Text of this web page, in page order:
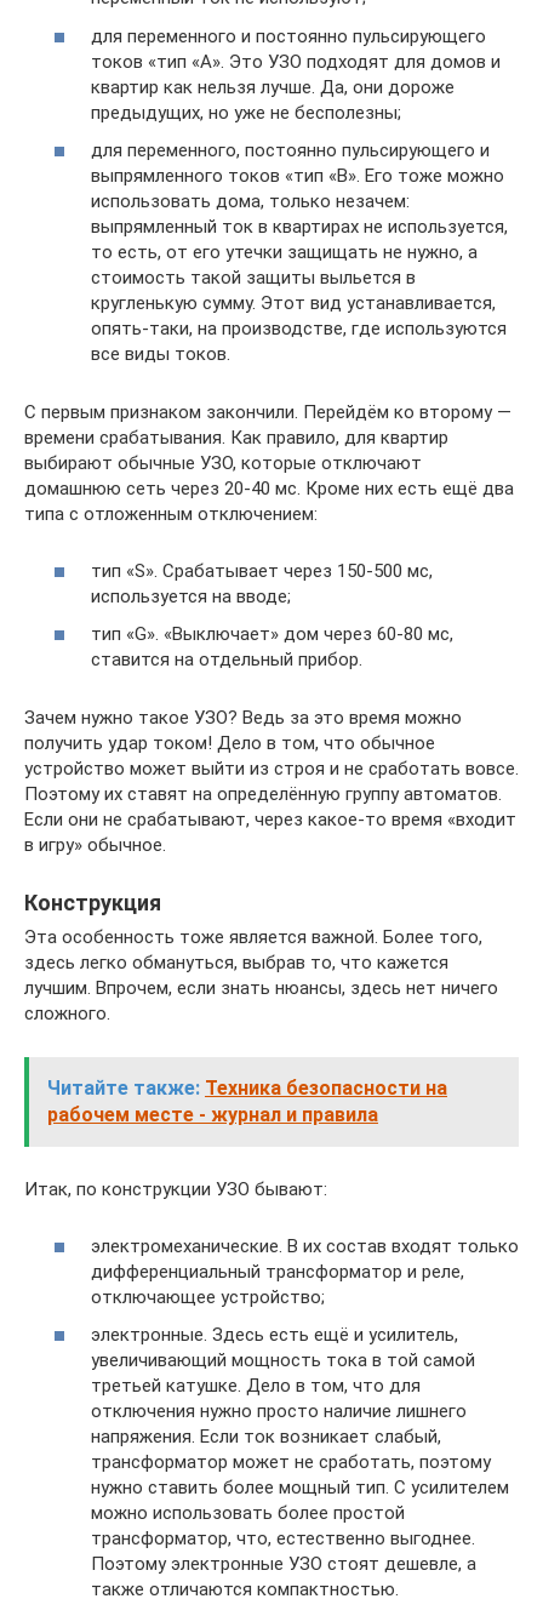
для переменного и постоянно пульсирующего
токов «тип «А». Это УЗО подходят для домов и
квартир как нельзя лучше. Да, они дороже
предыдущих, но уже не бесполезны;
для переменного, постоянно пульсирующего и
выпрямленного токов «тип «В». Его тоже можно
использовать дома, только незачем:
выпрямленный ток в квартирах не используется,
то есть, от его утечки защищать не нужно, а
стоимость такой защиты выльется в
кругленькую сумму. Этот вид устанавливается,
опять-таки, на производстве, где используются
все виды токов.
С первым признаком закончили. Перейдём ко второму —
времени срабатывания. Как правило, для квартир
выбирают обычные УЗО, которые отключают
домашнюю сеть через 20-40 мс. Кроме них есть ещё два
типа с отложенным отключением:
тип «S». Срабатывает через 150-500 мс,
используется на вводе;
тип «G». «Выключает» дом через 60-80 мс,
ставится на отдельный прибор.
Зачем нужно такое УЗО? Ведь за это время можно
получить удар током! Дело в том, что обычное
устройство может выйти из строя и не сработать вовсе.
Поэтому их ставят на определённую группу автоматов.
Если они не срабатывают, через какое-то время «входит
в игру» обычное.
Конструкция
Эта особенность тоже является важной. Более того,
здесь легко обмануться, выбрав то, что кажется
лучшим. Впрочем, если знать нюансы, здесь нет ничего
сложного.
Читайте также: Техника безопасности на
рабочем месте - журнал и правила
Итак, по конструкции УЗО бывают:
электромеханические. В их состав входят только
дифференциальный трансформатор и реле,
отключающее устройство;
электронные. Здесь есть ещё и усилитель,
увеличивающий мощность тока в той самой
третьей катушке. Дело в том, что для
отключения нужно просто наличие лишнего
напряжения. Если ток возникает слабый,
трансформатор может не сработать, поэтому
нужно ставить более мощный тип. С усилителем
можно использовать более простой
трансформатор, что, естественно выгоднее.
Поэтому электронные УЗО стоят дешевле, а
также отличаются компактностью.